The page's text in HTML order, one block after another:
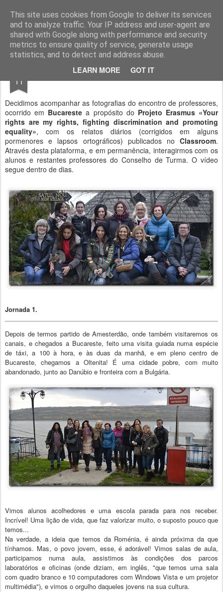
This site uses cookies from Google to deliver its services
and to analyze traffic. Your IP address and user-agent are
shared with Google along with performance and security
metrics to ensure quality of service, generate usage
statistics, and to detect and address abuse.
LEARN MORE GOT IT
Geopalavras
canal800 clique ZapCanal
11 Roménia.
Decidimos acompanhar as fotografias do encontro de professores,
ocorrido em Bucareste a propósito do Projeto Erasmus «Your
rights are my rights, fighting discrimination and promoting
equality», com os relatos diários (corrigidos em alguns
pormenores e lapsos ortográficos) publicados no Classroom.
Através desta plataforma, e em permanência, interagirmos com os
alunos e restantes professores do Conselho de Turma. O vídeo
segue dentro de dias.
Jornada 1.
Depois de termos partido de Amesterdão, onde também visitaremos os
canais, e chegados a Bucareste, feito uma visita guiada numa espécie
de táxi, a 100 à hora, e às duas da manhã, e em pleno centro de
Bucareste, chegamos a Oltenita! É uma cidade pobre, com muito
abandonado, junto ao Danúbio e fronteira com a Bulgária.
Vimos alunos acolhedores e uma escola parada para nos receber.
Incrível! Uma lição de vida, que faz valorizar muito, o suposto pouco que
temos...
Na verdade, a ideia que temos da Roménia, é ainda próxima da que
tínhamos. Mas, o povo jovem, esse, é adorável! Vimos salas de aula,
participamos numa aula, assistimos às condições dos parcos
laboratórios e oficinas (onde diziam, em inglês, "que temos uma sala
com quadro branco e 10 computadores com Windows Vista e um projetor
multimédia"), e vimos o orgulho daqueles jovens na sua cultura.